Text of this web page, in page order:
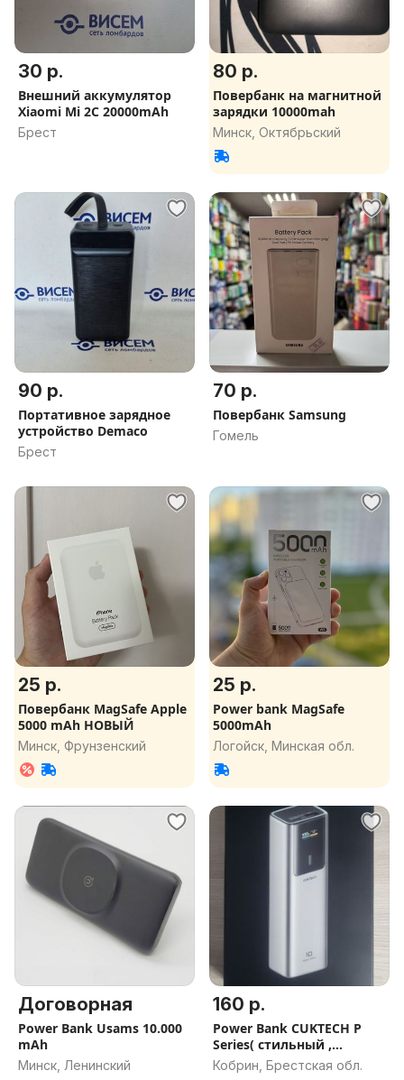
30 р.
Внешний аккумулятор
Xiaomi Mi 2C 20000mAh
Брест
80 р.
Повербанк на магнитной
зарядки 10000mah
Минск, Октябрьский
90 р.
Портативное зарядное
устройство Demaco
Брест
70 р.
Повербанк Samsung
Гомель
25 р.
Повербанк MagSafe Apple
5000 mAh НОВЫЙ
Минск, Фрунзенский
25 р.
Power bank MagSafe
5000mAh
Логойск, Минская обл.
Договорная
Power Bank Usams 10.000
mAh
Минск, Ленинский
160 р.
Power Bank CUKTECH P
Series( стильный ,
мощный)
Кобрин, Брестская обл.